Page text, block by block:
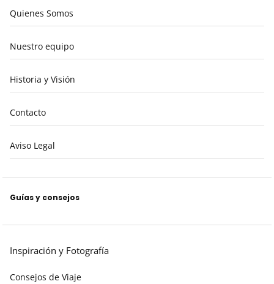
Quienes Somos
Nuestro equipo
Historia y Visión
Contacto
Aviso Legal
Guías y consejos
Inspiración y Fotografía
Consejos de Viaje